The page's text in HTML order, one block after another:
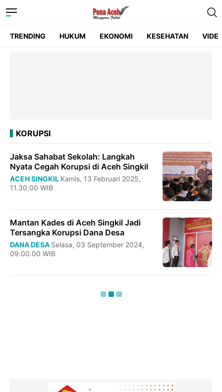
TRENDING HUKUM EKONOMI KESEHATAN
KORUPSI
Jaksa Sahabat Sekolah: Langkah
Nyata Cegah Korupsi di Aceh Singkil
ACEH SINGKIL Kamis, 13 Februari 2025,
11.30.00 WIB
Mantan Kades di Aceh Singkil Jadi
Tersangka Korupsi Dana Desa
DANA DESA Selasa, 03 September 2024,
09.00.00 WIB